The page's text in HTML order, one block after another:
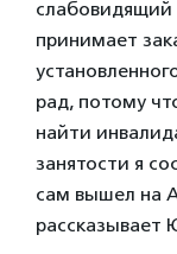
принимает
рад, потому
найти
занятости я
сам вышел на